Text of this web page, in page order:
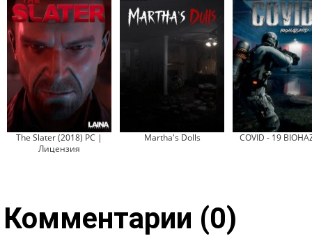
The Slater (2018) PC |
Лицензия
Martha's Dolls COVID - 19
Комментарии (0)